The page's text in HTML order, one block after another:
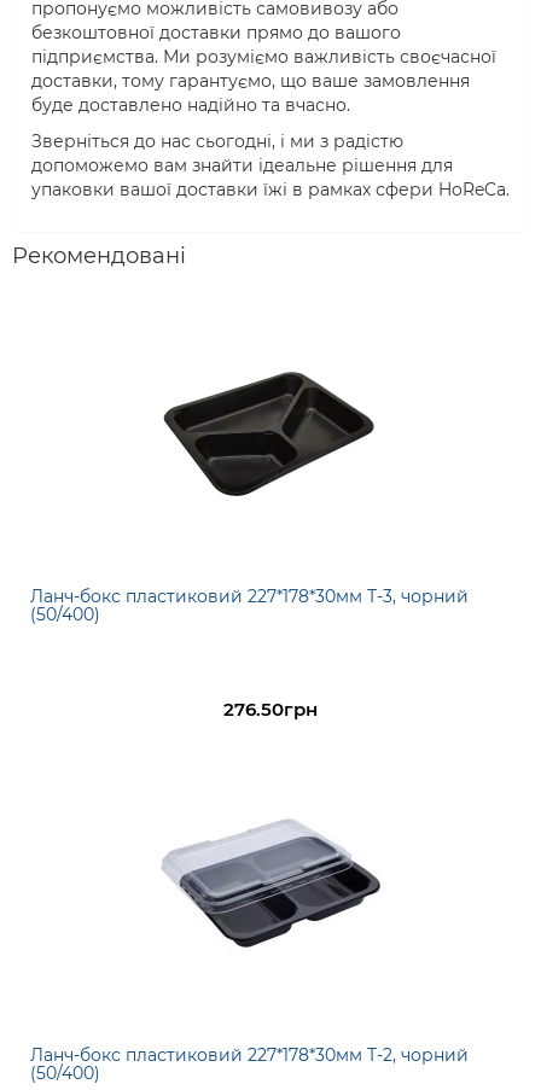
пропонуємо можливість самовивозу або
безкоштовної доставки прямо до вашого
підприємства. Ми розуміємо важливість своєчасної
доставки, тому гарантуємо, що ваше замовлення
буде доставлено надійно та вчасно.
Зверніться до нас сьогодні, і ми з радістю
допоможемо вам знайти ідеальне рішення для
упаковки вашої доставки їжі в рамках сфери HoReCa.
Рекомендовані
Ланч-бокс пластиковий 227*178*30мм Т-3, чорний
(50/400)
276.50грн
Ланч-бокс пластиковий 227*178*30мм Т-2, чорний
(50/400)